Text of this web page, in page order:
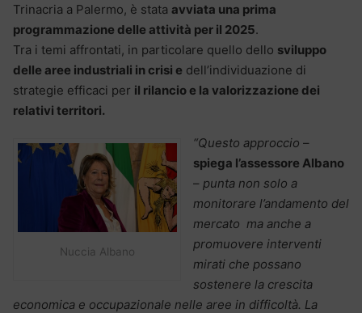
Trinacria a Palermo, è stata avviata una prima
programmazione delle attività per il 2025.
Tra i temi affrontati, in particolare quello dello sviluppo
delle aree industriali in crisi e dell’individuazione di
strategie efficaci per il rilancio e la valorizzazione dei
relativi territori.
Nuccia Albano
“Questo approccio –
spiega l’assessore Albano
– punta non solo a
monitorare l’andamento del
mercato ma anche a
promuovere interventi
mirati che possano
sostenere la crescita
economica e occupazionale nelle aree in difficoltà. La